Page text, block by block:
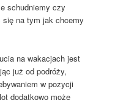
schudniemy czy
na tym jak chcemy
na wakacjach jest
już od podróży,
w pozycji
dodatkowo może